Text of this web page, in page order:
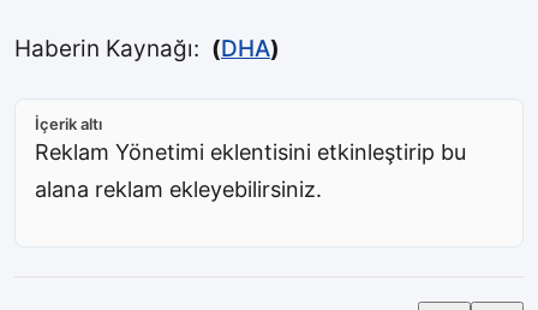
Haberin Kaynağı: (DHA)
İçerik altı
Reklam Yönetimi eklentisini etkinleştirip bu
alana reklam ekleyebilirsiniz.